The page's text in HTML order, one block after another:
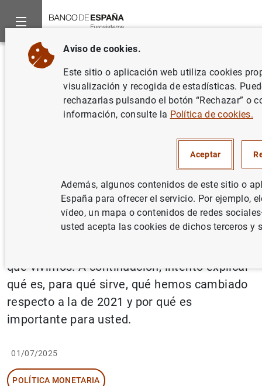
Noticias y eventos
Volver
Todo lo que necesita saber
sobre la revisión estratégica del
Después de un año de trabajo, los Bancos
Centrales del Eurosistema hemos aprobado
la actualización de nuestra estrategia de
política monetaria. Esta revisión es muy
que vivimos. A continuación, intento explicar
qué es, para qué sirve, qué hemos cambiado
respecto a la de 2021 y por qué es
importante para usted.
01/07/2025
POLÍTICA MONETARIA
Aviso de cookies.
Este sitio o aplicación web utiliza cookies
visualización y recogida de estadísticas.
rechazarlas pulsando el botón “Rechazar” o
información, consulte la Política de cookies.
Aceptar
Además, algunos contenidos de este sitio o
España para ofrecer el servicio. Por ejemplo,
vídeo, un mapa o contenidos de redes
usted acepta las cookies de dichos terceros